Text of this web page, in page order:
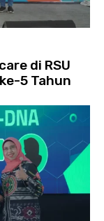
di RSU
5 Tahun